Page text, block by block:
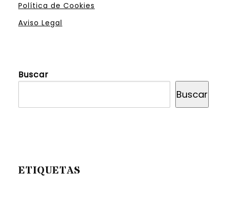
Política de Cookies
Aviso Legal
Buscar
Buscar
ETIQUETAS